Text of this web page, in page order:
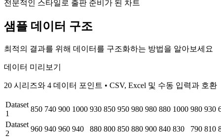
전문적인 스타일로 출판 준비가 된 차트
샘플 데이터 구조
최적의 결과를 위해 데이터를 구조화하는 방법을 알아보세요
데이터 미리보기
20 시리즈와 4 데이터 포인트 • CSV, Excel 및 수동 입력과 호환
Dataset
1
850 740 900 1000 930 850 950 980 980 880 1000 980 930
Dataset
2
960 940 960 940 880 800 850 880 900 840 830 790 810